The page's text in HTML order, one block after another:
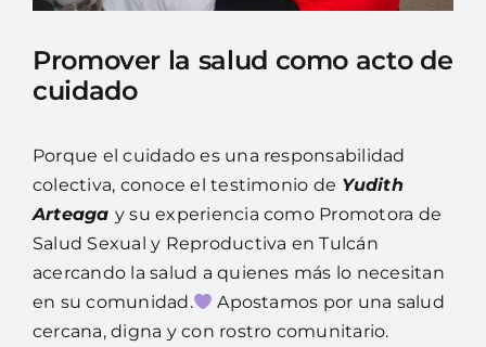
Promover la salud como acto de
cuidado
Porque el cuidado es una responsabilidad
colectiva, conoce el testimonio de Yudith
Arteaga y su experiencia como Promotora de
Salud Sexual y Reproductiva en Tulcán
acercando la salud a quienes más lo necesitan
en su comunidad.
Apostamos por una salud
cercana, digna y con rostro comunitario.